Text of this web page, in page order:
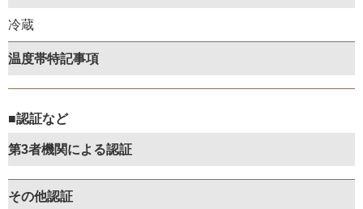
冷蔵
温度帯特記事項
■認証など
第3者機関による認証
その他認証